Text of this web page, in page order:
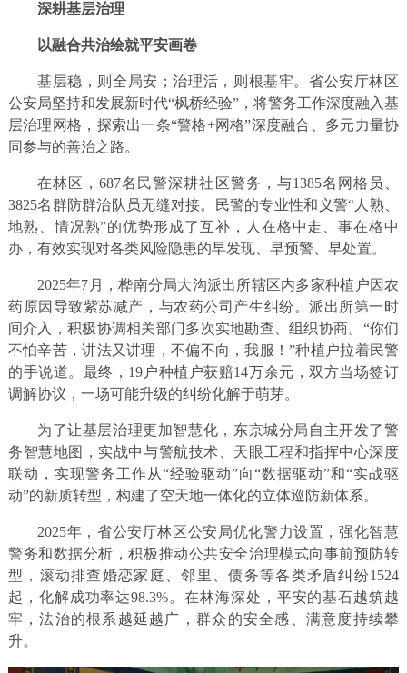
深耕基层治理
以融合共治绘就平安画卷
基层稳，则全局安；治理活，则根基牢。省公安厅林区
公安局坚持和发展新时代“枫桥经验”，将警务工作深度融入基
层治理网格，探索出一条“警格+网格”深度融合、多元力量协
同参与的善治之路。
在林区，687名民警深耕社区警务，与1385名网格员、
3825名群防群治队员无缝对接。民警的专业性和义警“人熟、
地熟、情况熟”的优势形成了互补，人在格中走、事在格中
办，有效实现对各类风险隐患的早发现、早预警、早处置。
2025年7月，桦南分局大沟派出所辖区内多家种植户因农
药原因导致紫苏减产，与农药公司产生纠纷。派出所第一时
间介入，积极协调相关部门多次实地勘查、组织协商。“你们
不怕辛苦，讲法又讲理，不偏不向，我服！”种植户拉着民警
的手说道。最终，19户种植户获赔14万余元，双方当场签订
调解协议，一场可能升级的纠纷化解于萌芽。
为了让基层治理更加智慧化，东京城分局自主开发了警
务智慧地图，实战中与警航技术、天眼工程和指挥中心深度
联动，实现警务工作从“经验驱动”向“数据驱动”和“实战驱
动”的新质转型，构建了空天地一体化的立体巡防新体系。
2025年，省公安厅林区公安局优化警力设置，强化智慧
警务和数据分析，积极推动公共安全治理模式向事前预防转
型，滚动排查婚恋家庭、邻里、债务等各类矛盾纠纷1524
起，化解成功率达98.3%。在林海深处，平安的基石越筑越
牢，法治的根系越延越广，群众的安全感、满意度持续攀
升。